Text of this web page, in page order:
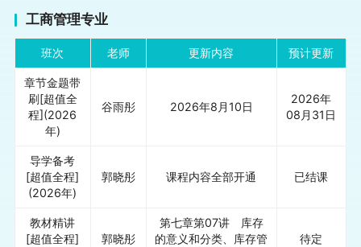
工商管理专业
班次 老师 更新内容 预计更新
章节金题带
刷[超值全
程](2026
年)
谷雨彤 2026年8月10日
2026年
08月31日
导学备考
[超值全程]
(2026年)
郭晓彤 课程内容全部开通 已结课
教材精讲
[超值全程]
郭晓彤
第七章第07讲 库存
的意义和分类、库存管
待定